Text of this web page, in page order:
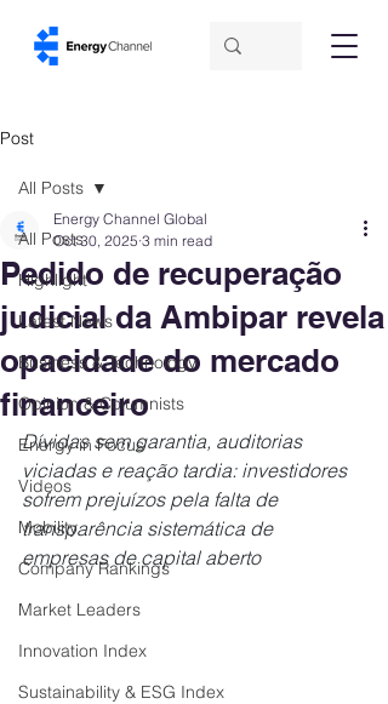
Post
All Posts
Highlight
Latest News
Business & Technology
Opinion & Columnists
Energy in Focus
Videos
Mobility
Company Rankings
Market Leaders
Innovation Index
Sustainability & ESG Index
All Posts
Pedido de recuperação
judicial da Ambipar revela
opacidade do mercado
financeiro
Energy Channel Global
Oct 30, 2025 3 min read
Dívidas sem garantia, auditorias
viciadas e reação tardia: investidores
sofrem prejuízos pela falta de
transparência sistemática de
empresas de capital aberto